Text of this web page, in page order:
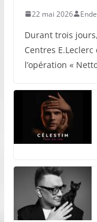
22 mai 2026
Durant trois
Centres
l’opération «